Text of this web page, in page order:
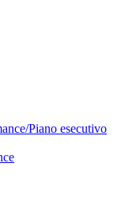
Piano esecutivo